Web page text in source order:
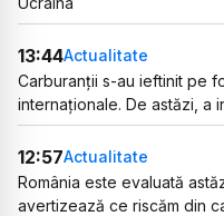
13:44Actualitate
Carburanții s-au ieftinit pe
internaționale. De astăzi, a
12:57Actualitate
România este evaluată
avertizează ce riscăm din